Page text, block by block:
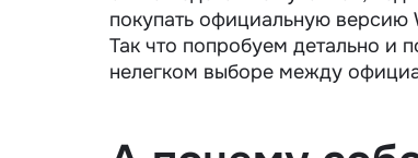
покупать официальную версию
Так что попробуем детально и
нелегком выборе между